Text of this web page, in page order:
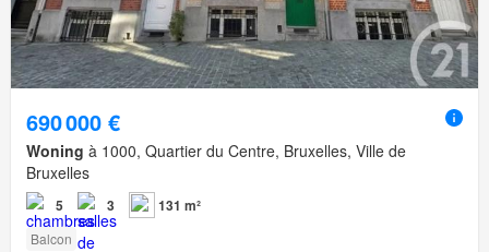
690 000 €
Woning à 1000, Quartier du Centre, Bruxelles, Ville de
Bruxelles
5 3 131 m²
Balcon